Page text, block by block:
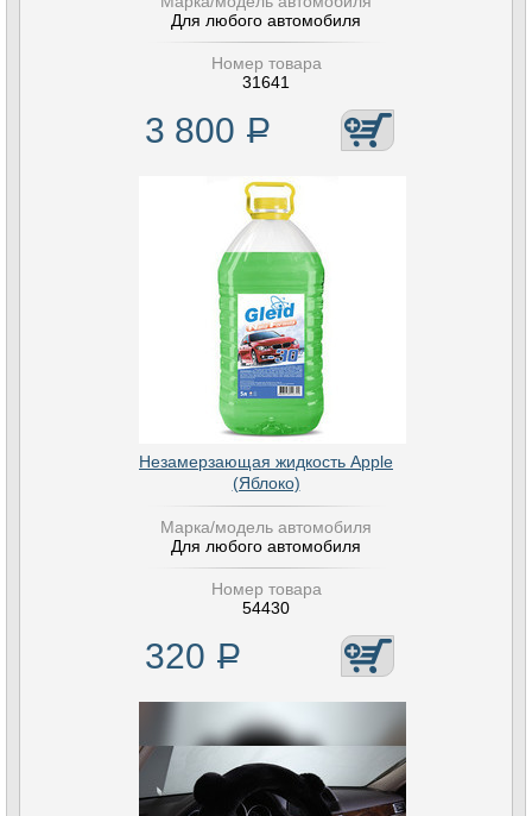
Для любого автомобиля
Номер товара
31641
3 800 Р
Незамерзающая жидкость Apple
(Яблоко)
Марка/модель автомобиля
Для любого автомобиля
Номер товара
54430
320 Р